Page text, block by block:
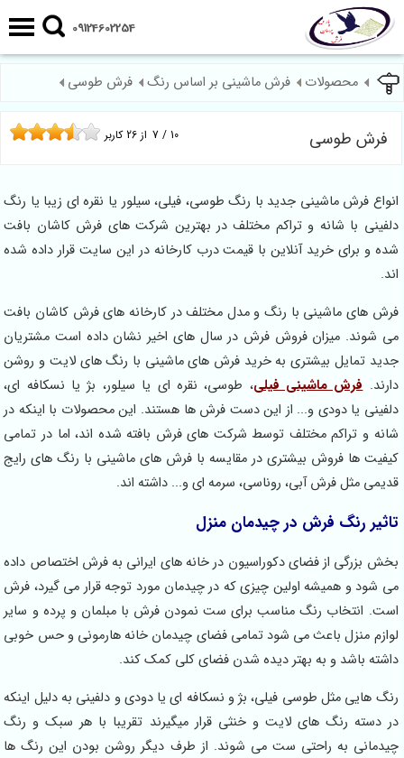
09124602254
محصولات فرش ماشینی بر اساس رنگ فرش طوسی
فرش طوسی 7 / 10 از 26 کاربر
انواع فرش ماشینی جدید با رنگ طوسی، فیلی، سیلور یا نقره ای زیبا یا رنگ
دلفینی با شانه و تراکم مختلف در بهترین شرکت های فرش کاشان بافت
شده و برای خرید آنلاین با قیمت درب کارخانه در این سایت قرار داده شده
اند.
فرش های ماشینی با رنگ و مدل مختلف در کارخانه های فرش کاشان بافت
می شوند. میزان فروش فرش در سال های اخیر نشان داده است مشتریان
جدید تمایل بیشتری به خرید فرش های ماشینی با رنگ های لایت و روشن
دارند.فرش ماشینی فیلی، طوسی، نقره ای یا سیلور، بژ یا نسکافه ای،
دلفینی یا دودی و... از این دست فرش ها هستند. این محصولات با اینکه در
شانه و تراکم مختلف توسط شرکت های فرش بافته شده اند، اما در تمامی
کیفیت ها فروش بیشتری در مقایسه با فرش های ماشینی با رنگ های رایج
قدیمی مثل فرش آبی، روناسی، سرمه ای و... داشته اند.
تاثیر رنگ فرش در چیدمان منزل
بخش بزرگی از فضای دکوراسیون در خانه های ایرانی به فرش اختصاص داده
می شود و همیشه اولین چیزی که در چیدمان مورد توجه قرار می گیرد، فرش
است. انتخاب رنگ مناسب برای ست نمودن فرش با مبلمان و پرده و سایر
لوازم منزل باعث می شود تمامی فضای چیدمان خانه هارمونی و حس خوبی
داشته باشد و به بهتر دیده شدن فضای کلی کمک کند.
رنگ هایی مثل طوسی فیلی، بژ و نسکافه ای یا دودی و دلفینی به دلیل اینکه
در دسته رنگ های لایت و خنثی قرار میگیرند تقریبا با هر سبک و رنگ
چیدمانی به راحتی ست می شوند. از طرف دیگر روشن بودن این رنگ ها